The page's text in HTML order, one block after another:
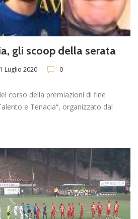
gli scoop della serata
Luglio 2020 0
corso della premiazioni di fine
e Tenacia“, organizzato dal